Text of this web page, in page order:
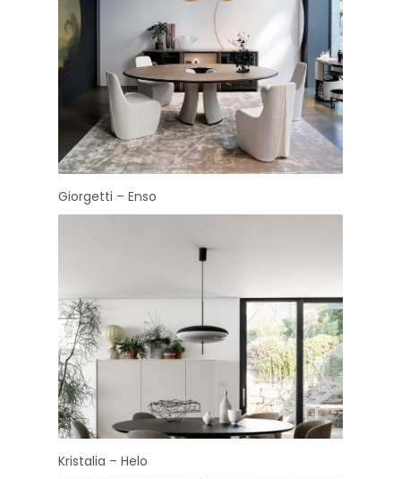
Giorgetti – Enso
Kristalia – Helo